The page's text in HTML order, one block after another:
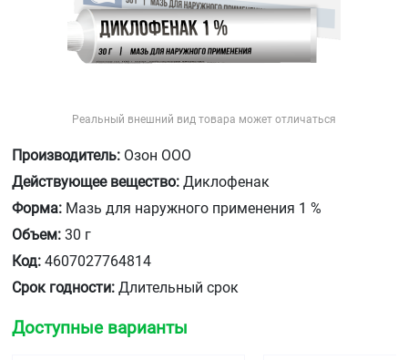
Реальный внешний вид товара может отличаться
Производитель: Озон ООО
Действующее вещество: Диклофенак
Форма: Мазь для наружного применения 1 %
Объем: 30 г
Код: 4607027764814
Срок годности: Длительный срок
Доступные варианты